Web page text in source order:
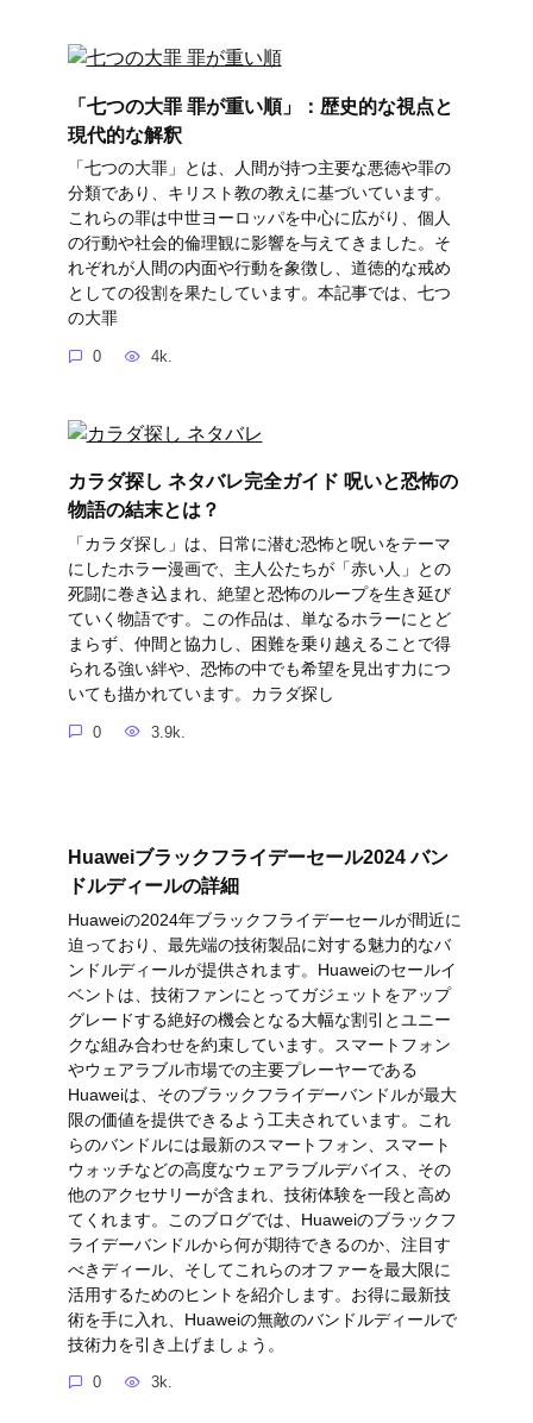
「七つの大罪 罪が重い順」：歴史的な視点と
現代的な解釈
「七つの大罪」とは、人間が持つ主要な悪徳や罪の
分類であり、キリスト教の教えに基づいています。
これらの罪は中世ヨーロッパを中心に広がり、個人
の行動や社会的倫理観に影響を与えてきました。そ
れぞれが人間の内面や行動を象徴し、道徳的な戒め
としての役割を果たしています。本記事では、七つ
の大罪
0 4k.
カラダ探し ネタバレ完全ガイド 呪いと恐怖の
物語の結末とは？
「カラダ探し」は、日常に潜む恐怖と呪いをテーマ
にしたホラー漫画で、主人公たちが「赤い人」との
死闘に巻き込まれ、絶望と恐怖のループを生き延び
ていく物語です。この作品は、単なるホラーにとど
まらず、仲間と協力し、困難を乗り越えることで得
られる強い絆や、恐怖の中でも希望を見出す力につ
いても描かれています。カラダ探し
0 3.9k.
Huaweiブラックフライデーセール2024 バン
ドルディールの詳細
Huaweiの2024年ブラックフライデーセールが間近に
迫っており、最先端の技術製品に対する魅力的なバ
ンドルディールが提供されます。Huaweiのセールイ
ベントは、技術ファンにとってガジェットをアップ
グレードする絶好の機会となる大幅な割引とユニー
クな組み合わせを約束しています。スマートフォン
やウェアラブル市場での主要プレーヤーである
Huaweiは、そのブラックフライデーバンドルが最大
限の価値を提供できるよう工夫されています。これ
らのバンドルには最新のスマートフォン、スマート
ウォッチなどの高度なウェアラブルデバイス、その
他のアクセサリーが含まれ、技術体験を一段と高め
てくれます。このブログでは、Huaweiのブラックフ
ライデーバンドルから何が期待できるのか、注目す
べきディール、そしてこれらのオファーを最大限に
活用するためのヒントを紹介します。お得に最新技
術を手に入れ、Huaweiの無敵のバンドルディールで
技術力を引き上げましょう。
0 3k.